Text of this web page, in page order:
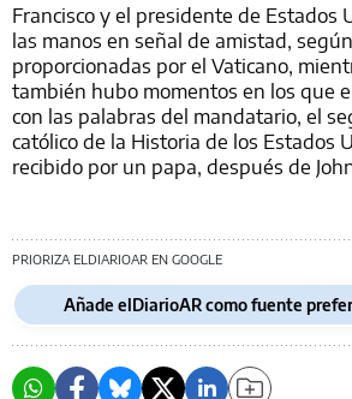
Francisco y el presidente de Estados
las manos en señal de amistad,
proporcionadas por el Vaticano,
también hubo momentos en los que
con las palabras del mandatario, el
católico de la Historia de los Estados
recibido por un papa, después de
PRIORIZA ELDIARIOAR EN GOOGLE
Añade elDiarioAR como fuente